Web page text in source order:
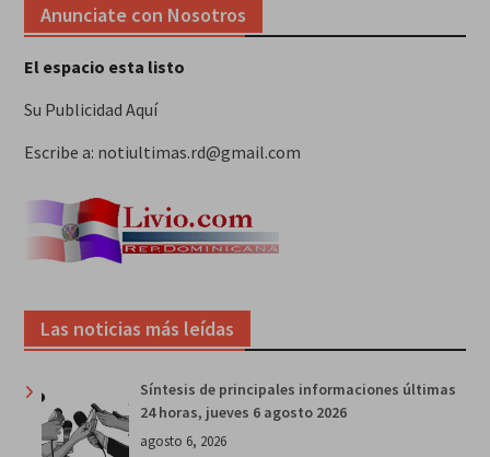
Anunciate con Nosotros
El espacio esta listo
Su Publicidad Aquí
Escribe a: notiultimas.rd@gmail.com
Las noticias más leídas
Síntesis de principales informaciones últimas
24 horas, jueves 6 agosto 2026
agosto 6, 2026